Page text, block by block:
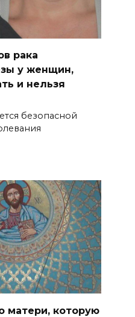
рака
у женщин,
и нельзя
безопасной
матери, которую